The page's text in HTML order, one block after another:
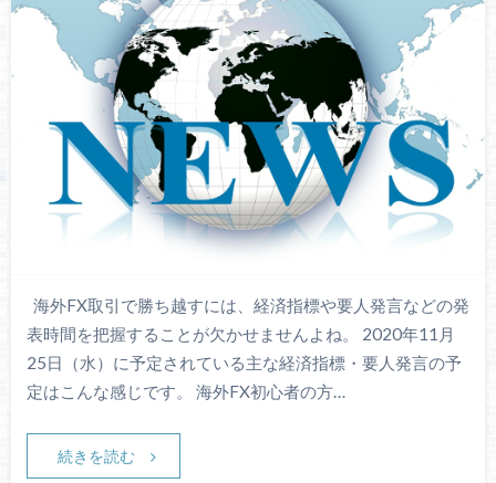
海外FX取引で勝ち越すには、経済指標や要人発言などの発
表時間を把握することが欠かせませんよね。 2020年11月
25日（水）に予定されている主な経済指標・要人発言の予
定はこんな感じです。 海外FX初心者の方…
続きを読む